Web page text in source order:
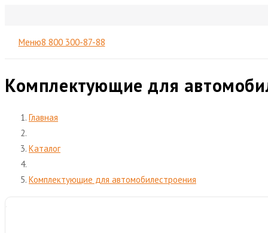
Меню8 800 300-87-88
Комплектующие для
Главная
Каталог
Комплектующие для автомобилестроения